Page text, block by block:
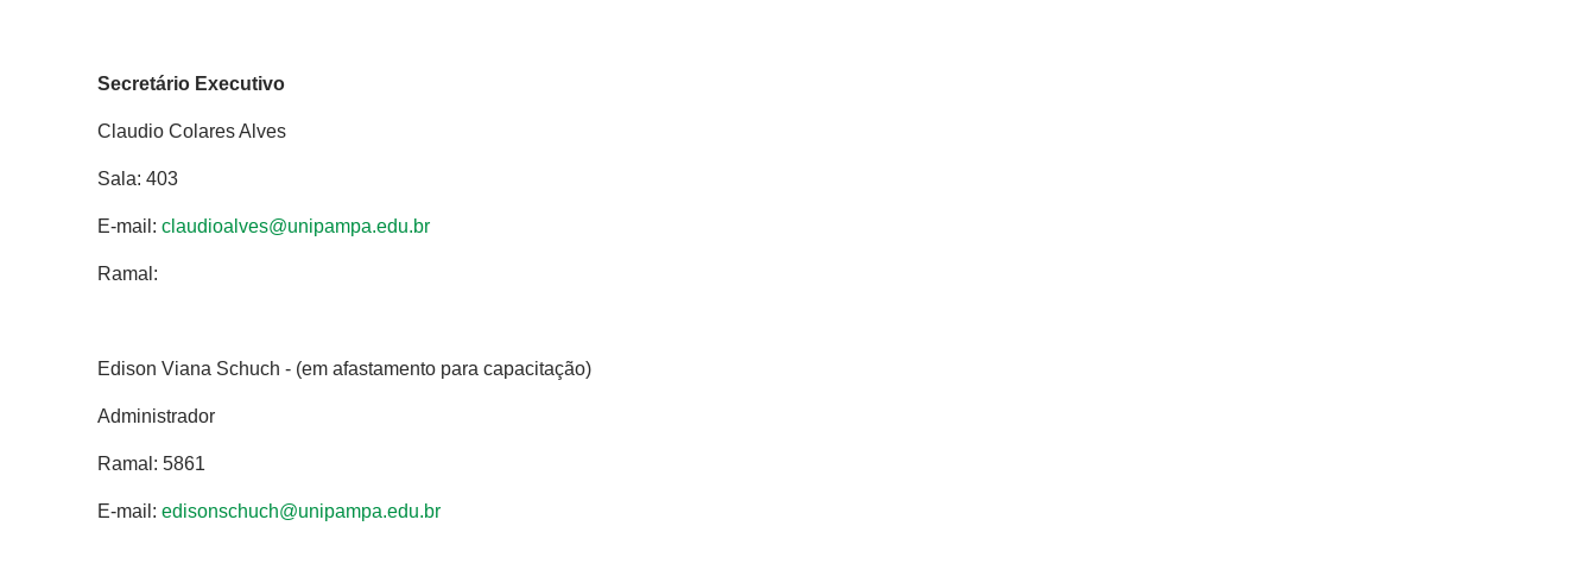
Secretário Executivo
Claudio Colares Alves
Sala: 403
E-mail: claudioalves@unipampa.edu.br
Ramal:
Edison Viana Schuch - (em afastamento para capacitação)
Administrador
Ramal: 5861
E-mail: edisonschuch@unipampa.edu.br